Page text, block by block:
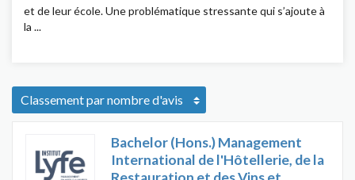
et de leur école. Une problématique stressante qui s’ajoute à
la ...
Bachelor (Hons.) Management
International de l'Hôtellerie, de la